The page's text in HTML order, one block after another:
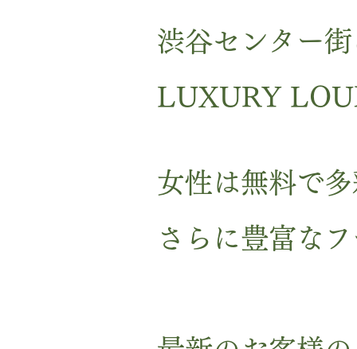
渋谷センター
LUXURY
女性は無料で
さらに豊富な